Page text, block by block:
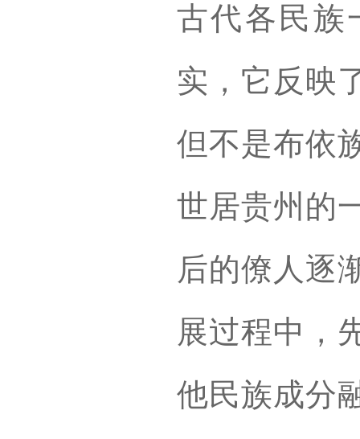
古代各民族
实，它反映
但不是布依
世居贵州的
后的僚人逐
展过程中，
他民族成分